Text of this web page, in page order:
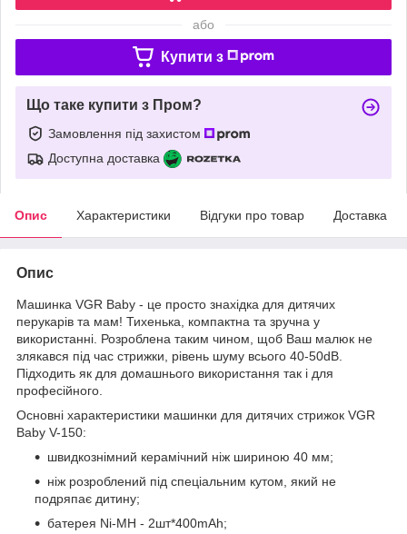
або
Купити з
Що таке купити з Пром?
Замовлення під захистом
Доступна доставка
Опис Характеристики Відгуки про товар Доставка
Опис
Машинка VGR Baby - це просто знахідка для дитячих
перукарів та мам! Тихенька, компактна та зручна у
використанні. Розроблена таким чином, щоб Ваш малюк не
злякався під час стрижки, рівень шуму всього 40-50dB.
Підходить як для домашнього використання так і для
професійного.
Основні характеристики машинки для дитячих стрижок VGR
Baby V-150:
швидкознімний керамічний ніж шириною 40 мм;
ніж розроблений під спеціальним кутом, який не
подряпає дитину;
батерея Ni-MH - 2шт*400mAh;